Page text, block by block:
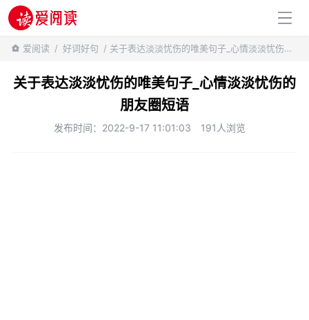
百科知识
爱阅读 / 好词好句 / 关于表达淡淡忧伤的唯美句子_心情淡淡忧伤的朋友圈短语
关于表达淡淡忧伤的唯美句子_心情淡淡忧伤的
朋友圈短语
发布时间：2022-9-17 11:01:03 191人浏览